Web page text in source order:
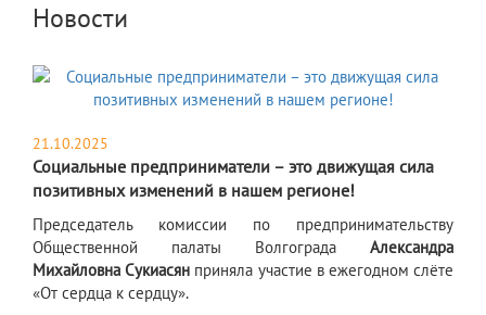
Новости
21.10.2025
Социальные предприниматели – это движущая сила
позитивных изменений в нашем регионе!
​Председатель комиссии по предпринимательству
Общественной палаты Волгограда Александра
Михайловна Сукиасян приняла участие в ежегодном слёте
«От сердца к сердцу».